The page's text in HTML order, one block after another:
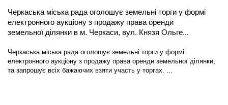
Черкаська міська рада оголошує земельні торги у формі
електронного аукціону з продажу права оренди
земельної ділянки в м. Черкаси, вул. Князя Ольге...
Черкаська міська рада оголошує земельні торги у формі
електронного аукціону з продажу права оренди земельної ділянки,
та запрошує всіх бажаючих взяти участь у торгах. ...